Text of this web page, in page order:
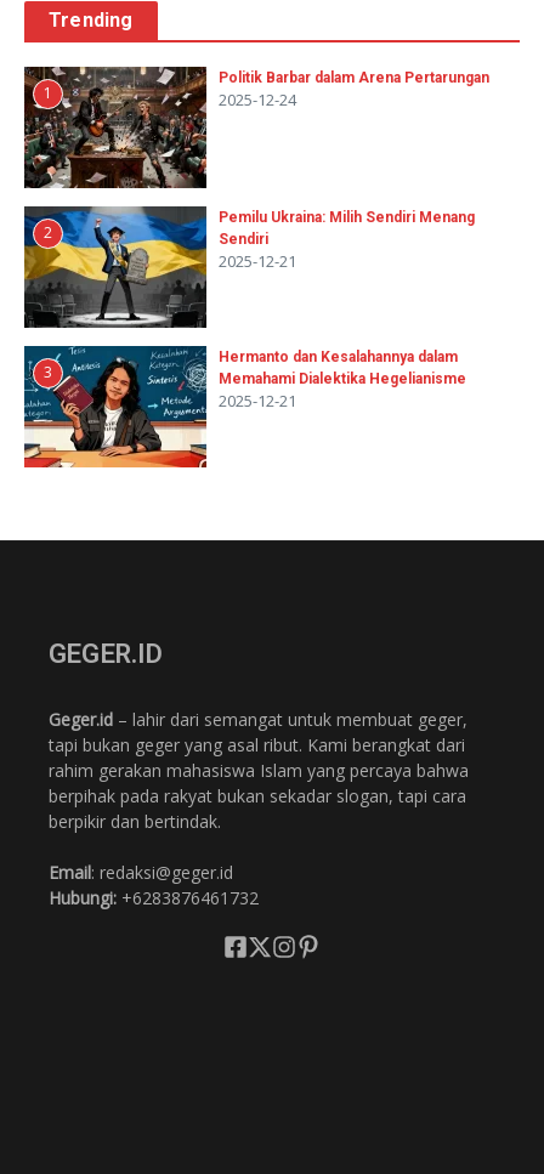
Trending
1
Politik Barbar dalam Arena Pertarungan
2025-12-24
2
Pemilu Ukraina: Milih Sendiri Menang
Sendiri
2025-12-21
3
Hermanto dan Kesalahannya dalam
Memahami Dialektika Hegelianisme
2025-12-21
GEGER.ID
Geger.id – lahir dari semangat untuk membuat geger,
tapi bukan geger yang asal ribut. Kami berangkat dari
rahim gerakan mahasiswa Islam yang percaya bahwa
berpihak pada rakyat bukan sekadar slogan, tapi cara
berpikir dan bertindak.
Email: redaksi@geger.id
Hubungi: +6283876461732